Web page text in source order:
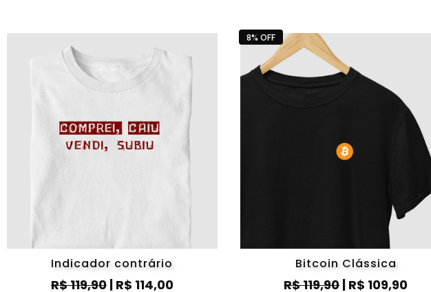
Indicador contrário
R$ 119,90| R$ 114,00
Bitcoin Clássica
R$ 119,90| R$ 109,90
8% OFF